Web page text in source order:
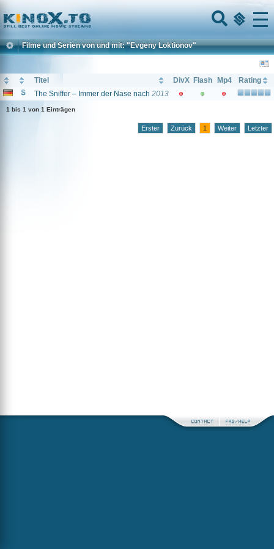
Home
Menu
Filme und Serien von und mit: "Evgeny Loktionov"
Titel DivX Flash Mp4
Rating
The Sniffer – Immer der Nase nach 2013
1 bis 1 von 1 Einträgen
Erster Zurück 1 Weiter Letzter